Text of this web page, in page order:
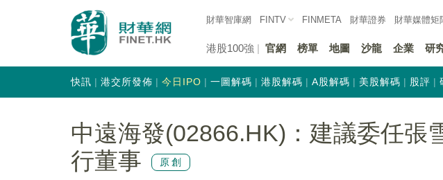
財華智庫網 FINTV FINMETA 財華證券 財華媒體矩
港股100強 官網 榜單 地圖 沙龍 企業 研
快訊 港交所發佈 今日IPO 一圖解碼 港股解碼 A股解碼 美股解碼 股評
中遠海發(02866.HK)：建議委任張
行董事
原創